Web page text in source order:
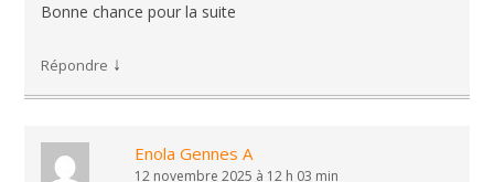
Bonne chance pour la suite
Répondre ↓
Enola Gennes A
12 novembre 2025 à 12 h 03 min